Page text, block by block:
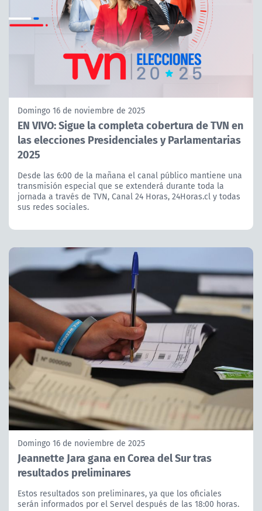
Domingo 16 de noviembre de 2025
EN VIVO: Sigue la completa cobertura de TVN en
las elecciones Presidenciales y Parlamentarias
2025
Desde las 6:00 de la mañana el canal público mantiene una
transmisión especial que se extenderá durante toda la
jornada a través de TVN, Canal 24 Horas, 24Horas.cl y todas
sus redes sociales.
Domingo 16 de noviembre de 2025
Jeannette Jara gana en Corea del Sur tras
resultados preliminares
Estos resultados son preliminares, ya que los oficiales
serán informados por el Servel después de las 18:00 horas.